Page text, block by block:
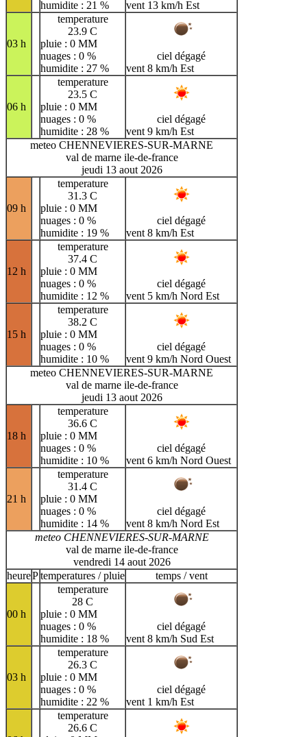
humidite : 21 %
vent 13 km/h Est
03 h
temperature
23.9 C
pluie : 0 MM
nuages : 0 %
humidite : 27 %
ciel dégagé
vent 8 km/h Est
06 h
temperature
23.5 C
pluie : 0 MM
nuages : 0 %
humidite : 28 %
ciel dégagé
vent 9 km/h Est
meteo CHENNEVIERES-SUR-MARNE
val de marne ile-de-france
jeudi 13 aout 2026
09 h
temperature
31.3 C
pluie : 0 MM
nuages : 0 %
humidite : 19 %
ciel dégagé
vent 8 km/h Est
12 h
temperature
37.4 C
pluie : 0 MM
nuages : 0 %
humidite : 12 %
ciel dégagé
vent 5 km/h Nord Est
15 h
temperature
38.2 C
pluie : 0 MM
nuages : 0 %
humidite : 10 %
ciel dégagé
vent 9 km/h Nord Ouest
meteo CHENNEVIERES-SUR-MARNE
val de marne ile-de-france
jeudi 13 aout 2026
18 h
temperature
36.6 C
pluie : 0 MM
nuages : 0 %
humidite : 10 %
ciel dégagé
vent 6 km/h Nord Ouest
21 h
temperature
31.4 C
pluie : 0 MM
nuages : 0 %
humidite : 14 %
ciel dégagé
vent 8 km/h Nord Est
meteo CHENNEVIERES-SUR-MARNE
val de marne ile-de-france
vendredi 14 aout 2026
heurePtemperatures / pluie temps / vent
00 h
temperature
28 C
pluie : 0 MM
nuages : 0 %
humidite : 18 %
ciel dégagé
vent 8 km/h Sud Est
03 h
temperature
26.3 C
pluie : 0 MM
nuages : 0 %
humidite : 22 %
ciel dégagé
vent 1 km/h Est
temperature
26.6 C